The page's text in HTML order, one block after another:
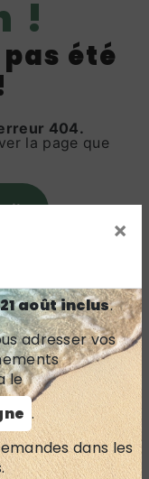
×
août inclus.
adresser vos
le
.
dans les
!
été
404.
la page que